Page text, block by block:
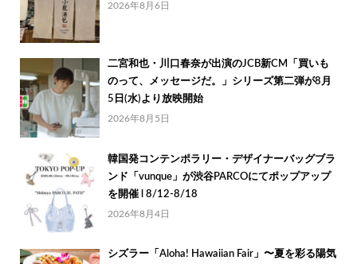
2026年8月6日
二宮和也・川口春奈が出演のJCB新CM「買いも
のって、メッセージだ。」シリーズ第二弾が8月
5日(水)より放映開始
2026年8月5日
韓国発コンテンポラリー・デザイナーバッグブラ
ンド「vunque」が渋谷PARCOにてポップアップ
を開催 l 8/12-8/18
2026年8月4日
シズラー「Aloha! Hawaiian Fair」〜夏を彩る陽気